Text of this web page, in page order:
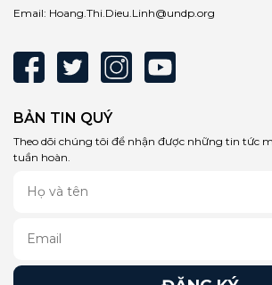
Email: Hoang.Thi.Dieu.Linh@undp.org
BẢN TIN QUÝ
Theo dõi chúng tôi để nhận được những tin tức
tuần hoàn.